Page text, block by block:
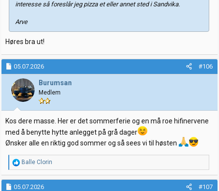
interesse så foreslår jeg pizza et eller annet sted i Sandvika.
Arve
Høres bra ut!
05.07.2026 #106
Burumsan
Medlem
Kos dere masse. Her er det sommerferie og en må roe hifinervene
med å benytte hytte anlegget på grå dager
Ønsker alle en riktig god sommer og så sees vi til høsten
R
e
a
k
Balle Clorin
05.07.2026 #107